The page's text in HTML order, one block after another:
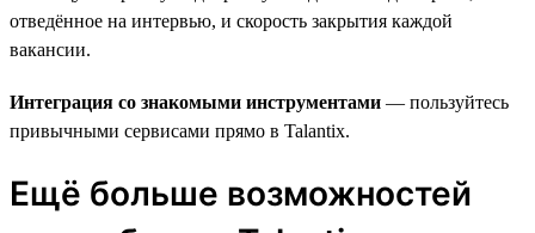
отведённое на интервью, и скорость закрытия каждой
вакансии.
Интеграция со знакомыми инструментами — пользуйтесь
привычными сервисами прямо в Talantix.
Ещё больше возможностей